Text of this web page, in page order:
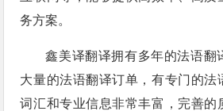
务方案。
鑫美译翻译拥有多年的法语翻
大量的法语翻译订单，有专门的法
词汇和专业信息非常丰富，完善的